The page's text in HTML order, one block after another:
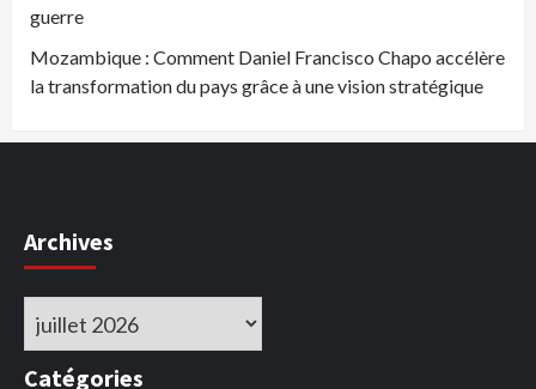
guerre
Mozambique : Comment Daniel Francisco Chapo accélère
la transformation du pays grâce à une vision stratégique
Archives
Archives
Catégories